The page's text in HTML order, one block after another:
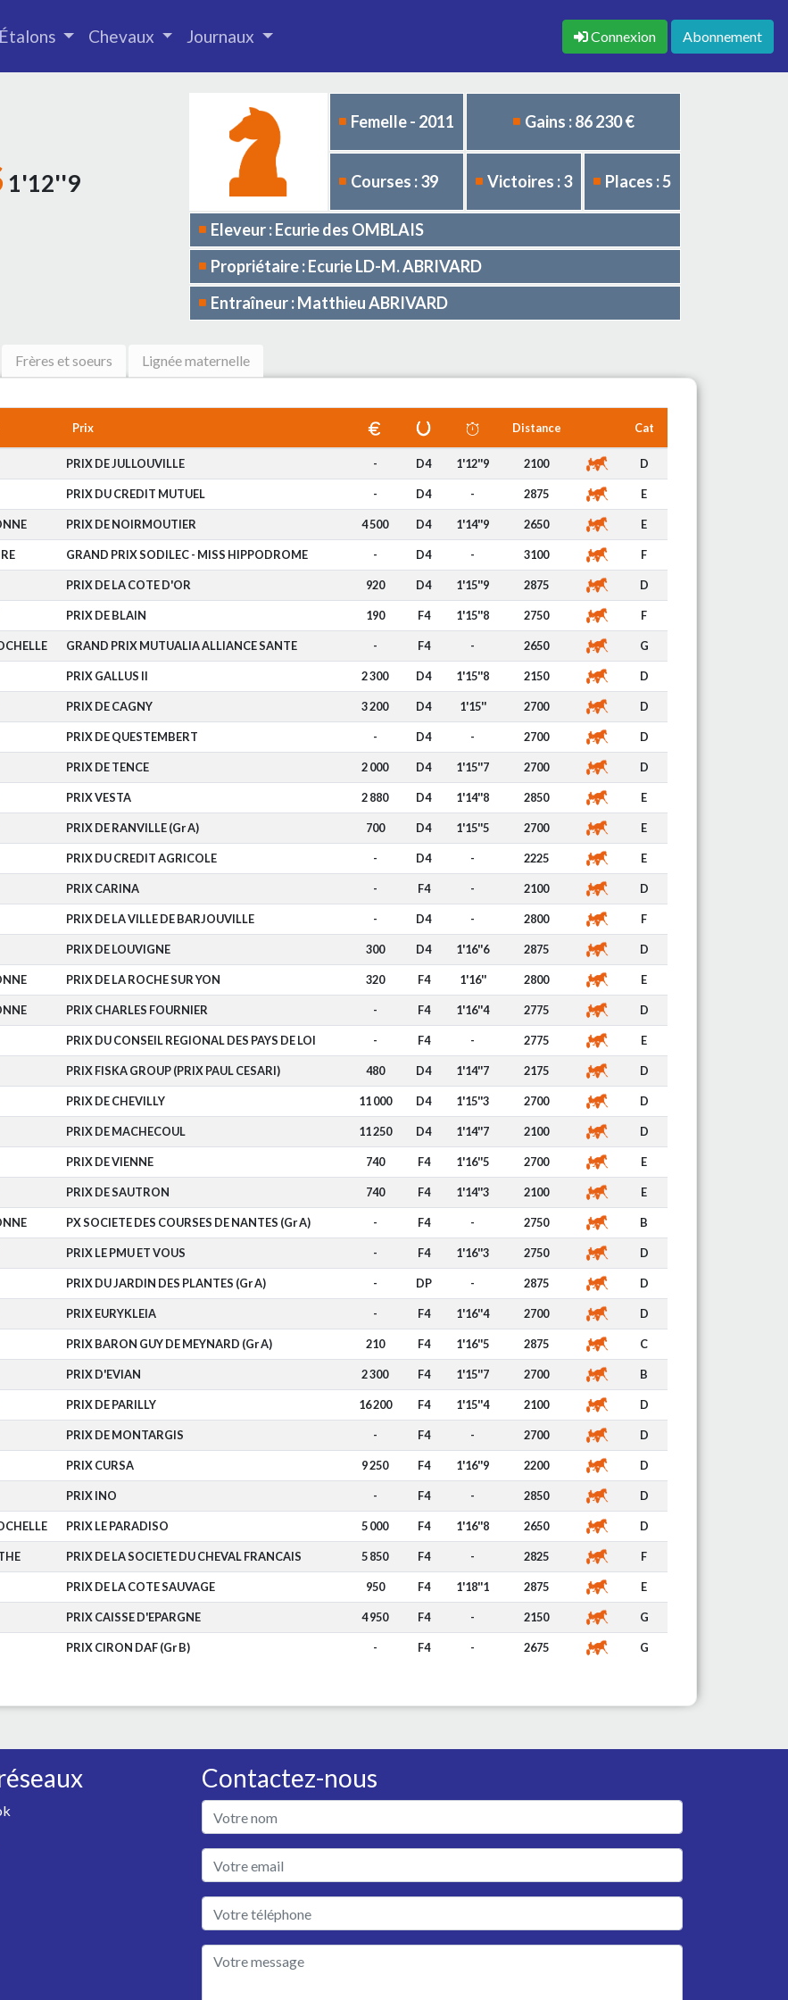
Étalons Chevaux Journaux Connexion Abonnement
1'12''9
Femelle - 2011 Gains : 86 230 €
Courses : 39 Victoires : 3 Places : 5
Eleveur : Ecurie des OMBLAIS
Propriétaire : Ecurie LD-M. ABRIVARD
Entraîneur : Matthieu ABRIVARD
Frères et soeurs Lignée maternelle
Prix Distance Cat
PRIX DE JULLOUVILLE - D4 1'12''9 2100 D
PRIX DU CREDIT MUTUEL - D4 - 2875 E
PRIX DE NOIRMOUTIER 4 500 D4 1'14''9 2650 E
GRAND PRIX SODILEC - MISS HIPPODROME - D4 - 3100 F
PRIX DE LA COTE D'OR 920 D4 1'15''9 2875 D
PRIX DE BLAIN 190 F4 1'15''8 2750 F
GRAND PRIX MUTUALIA ALLIANCE SANTE - F4 - 2650 G
PRIX GALLUS II 2 300 D4 1'15''8 2150 D
PRIX DE CAGNY 3 200 D4 1'15'' 2700 D
PRIX DE QUESTEMBERT - D4 - 2700 D
PRIX DE TENCE 2 000 D4 1'15''7 2700 D
PRIX VESTA 2 880 D4 1'14''8 2850 E
PRIX DE RANVILLE (Gr A) 700 D4 1'15''5 2700 E
PRIX DU CREDIT AGRICOLE - D4 - 2225 E
PRIX CARINA - F4 - 2100 D
PRIX DE LA VILLE DE BARJOUVILLE - D4 - 2800 F
PRIX DE LOUVIGNE 300 D4 1'16''6 2875 D
PRIX DE LA ROCHE SUR YON 320 F4 1'16'' 2800 E
PRIX CHARLES FOURNIER - F4 1'16''4 2775 D
PRIX DU CONSEIL REGIONAL DES PAYS DE LOI - F4 - 2775 E
PRIX FISKA GROUP (PRIX PAUL CESARI) 480 D4 1'14''7 2175 D
PRIX DE CHEVILLY 11 000 D4 1'15''3 2700 D
PRIX DE MACHECOUL 11 250 D4 1'14''7 2100 D
PRIX DE VIENNE 740 F4 1'16''5 2700 E
PRIX DE SAUTRON 740 F4 1'14''3 2100 E
PX SOCIETE DES COURSES DE NANTES (Gr A) - F4 - 2750 B
PRIX LE PMU ET VOUS - F4 1'16''3 2750 D
PRIX DU JARDIN DES PLANTES (Gr A) - DP - 2875 D
PRIX EURYKLEIA - F4 1'16''4 2700 D
PRIX BARON GUY DE MEYNARD (Gr A) 210 F4 1'16''5 2875 C
PRIX D'EVIAN 2 300 F4 1'15''7 2700 B
PRIX DE PARILLY 16 200 F4 1'15''4 2100 D
PRIX DE MONTARGIS - F4 - 2700 D
PRIX CURSA 9 250 F4 1'16''9 2200 D
PRIX INO - F4 - 2850 D
PRIX LE PARADISO 5 000 F4 1'16''8 2650 D
PRIX DE LA SOCIETE DU CHEVAL FRANCAIS 5 850 F4 - 2825 F
PRIX DE LA COTE SAUVAGE 950 F4 1'18''1 2875 E
PRIX CAISSE D'EPARGNE 4 950 F4 - 2150 G
PRIX CIRON DAF (Gr B) - F4 - 2675 G
Contactez-nous